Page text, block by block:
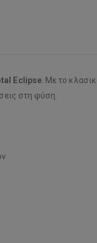
Eclipse. Με το
στη φύση.